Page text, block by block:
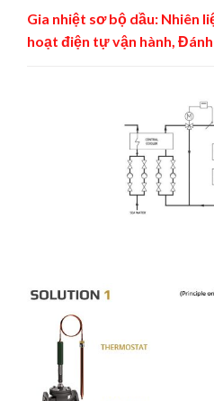
Gia nhiệt sơ bộ dầu: Nhiên
hoạt điện tự vận hành,